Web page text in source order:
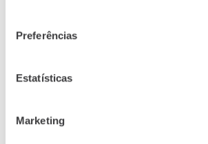
Preferências
Estatísticas
Marketing